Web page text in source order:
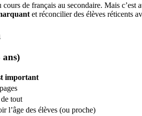
de français au secondaire. Mais c’est
et réconcilier des élèves réticents
ans)
important
tout
l’âge des élèves (ou proche)